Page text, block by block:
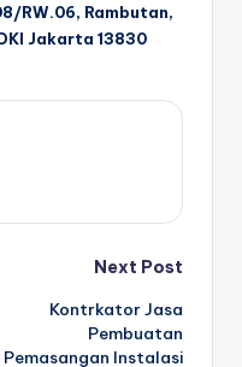
RW.06, Rambutan,
Jakarta 13830
Next Post
Kontrkator Jasa
Pembuatan
Pemasangan Instalasi